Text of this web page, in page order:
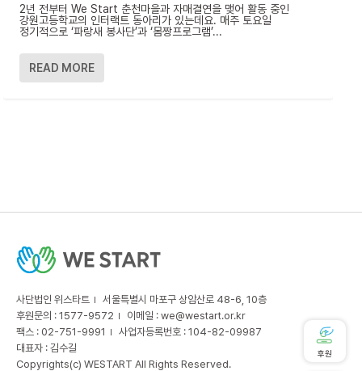
2년 전부터 We Start 춘천마을과 자매결연을 맺어 활동 중인
강원고등학교의 인터랙트 동아리가 있는데요. 매주 토요일
정기적으로 ‘파랑새 봉사단’과 ‘몸짱프로그램’...
READ MORE
사단법인 위스타트
서울특별시 마포구 상암산로 48-6, 10층
후원문의 : 1577-9572
이메일 : we@westart.or.kr
팩스 : 02-751-9991
사업자등록번호 : 104-82-09987
대표자 : 김수길
Copyrights(c) WESTART All Rights Reserved.
후원